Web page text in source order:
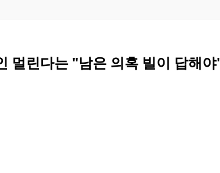
멀린다는 "남은 의혹 빌이 답해